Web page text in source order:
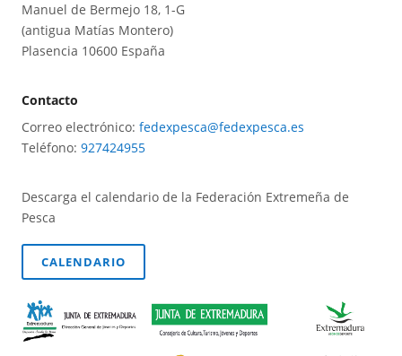
Manuel de Bermejo 18, 1-G
(antigua Matías Montero)
Plasencia 10600 España
Contacto
Correo electrónico: fedexpesca@fedexpesca.es
Teléfono: 927424955
Descarga el calendario de la Federación Extremeña de
Pesca
CALENDARIO